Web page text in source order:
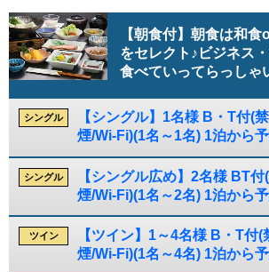
【朝食付】朝食は和
をセレクト♪ビジネス
食べていってらっしゃ
シングル
【シングル】1名様 B・T付(禁
煙/Wi-Fi)(1名～1名) 1泊から
シングル
【シングル広め】2名様 BT付
煙/Wi-Fi)(1名～2名) 1泊から
ツイン
【ツイン】1～4名様 B・T付(
煙/Wi-Fi)(1名～4名) 1泊から